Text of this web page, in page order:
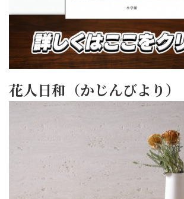
花人日和（かじんびより）